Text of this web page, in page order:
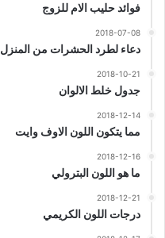
فوائد حليب الام للزوج
2018-07-08
دعاء لطرد الحشرات من المنزل
2018-10-21
جدول خلط الالوان
2018-12-14
مما يتكون اللون الاوف وايت
2018-12-16
ما هو اللون البترولي
2018-12-21
درجات اللون الكريمي